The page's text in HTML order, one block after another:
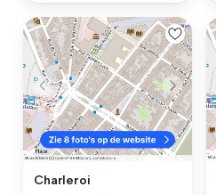
Charleroi